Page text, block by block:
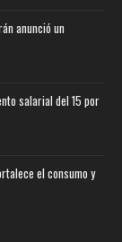
anunció un
salarial del 15 por
el consumo y